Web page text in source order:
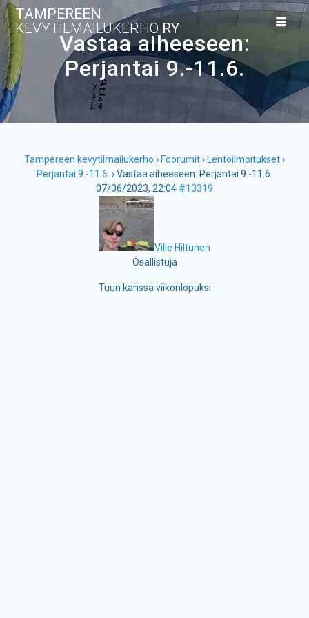
Skip
to
content
TAMPEREEN
KEVYTILMAILUKERHO RY
Vastaa aiheeseen:
Perjantai 9.-11.6.
Tampereen kevytilmailukerho › Foorumit› Lentoilmoitukset›
Perjantai 9.-11.6. ›Vastaa aiheeseen: Perjantai 9.-11.6.
07/06/2023, 22:04 #13319
Ville Hiltunen
Osallistuja
Tuun kanssa viikonlopuksi